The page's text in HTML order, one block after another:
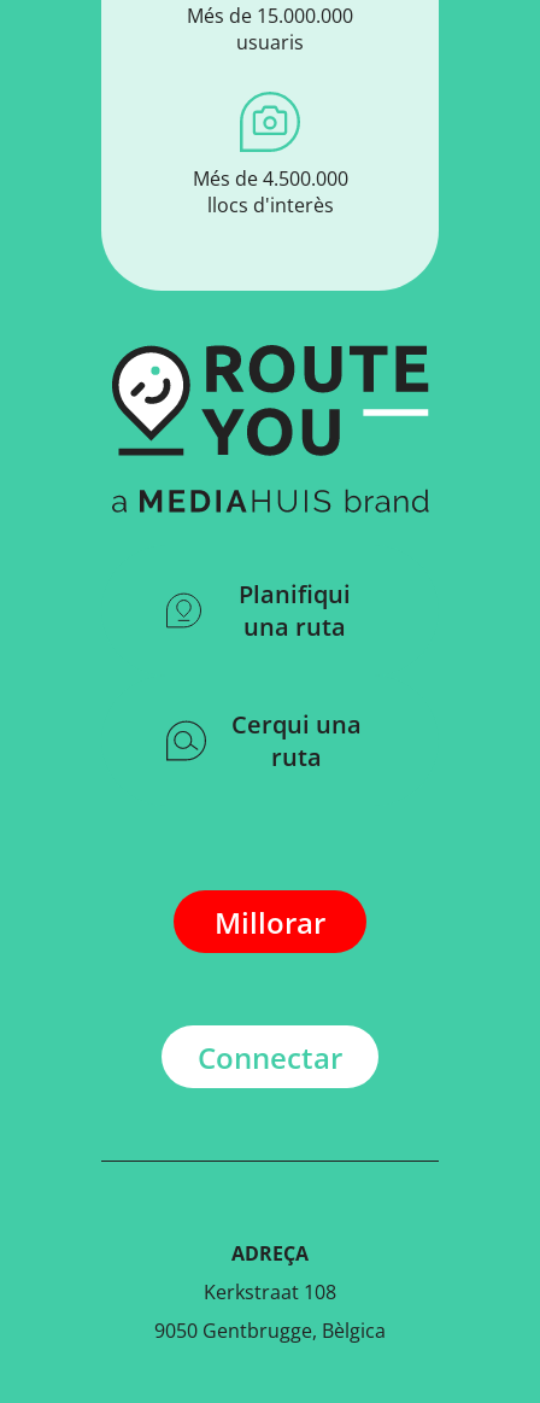
Més de 15.000.000
usuaris
Més de 4.500.000
llocs d'interès
Planifiqui
una ruta
Cerqui una
ruta
Millorar
Connectar
ADREÇA
Kerkstraat 108
9050 Gentbrugge, Bèlgica